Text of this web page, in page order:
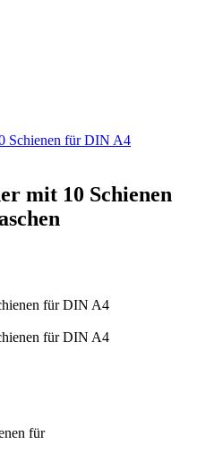
Schienen für DIN A4
mit 10 Schienen
für